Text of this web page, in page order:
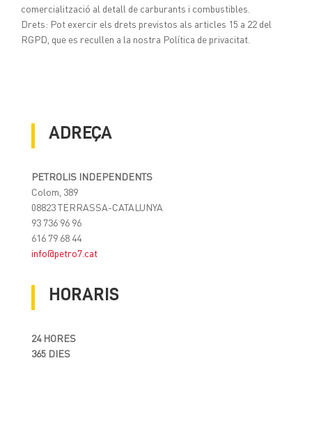
comercialització al detall de carburants i combustibles.
Drets: Pot exercir els drets previstos als articles 15 a 22 del
RGPD, que es recullen a la nostra Política de privacitat.
ADREÇA
PETROLIS INDEPENDENTS
Colom, 389
08823 TERRASSA-CATALUNYA
93 736 96 96
616 79 68 44
info@petro7.cat
HORARIS
24 HORES
365 DIES